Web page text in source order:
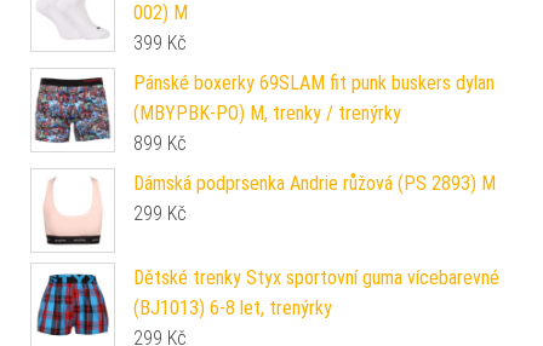
002) M
399 Kč
Pánské boxerky 69SLAM fit punk buskers dylan
(MBYPBK-PO) M, trenky / trenýrky
899 Kč
Dámská podprsenka Andrie růžová (PS 2893) M
299 Kč
Dětské trenky Styx sportovní guma vícebarevné
(BJ1013) 6-8 let, trenýrky
299 Kč